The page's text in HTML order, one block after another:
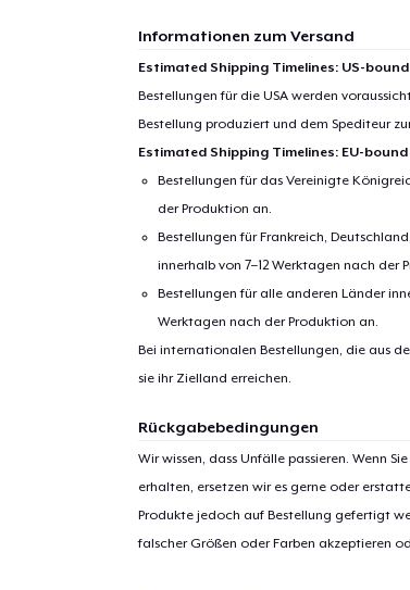
Informationen zum Versand
Estimated Shipping Timelines: US-
Bestellungen für die USA werden
Bestellung produziert und dem Spediteur
Estimated Shipping Timelines: EU-
Bestellungen für das Vereinigte
der Produktion an.
Bestellungen für Frankreich,
innerhalb von 7–12 Werktagen nach der
Bestellungen für alle anderen Länder
Werktagen nach der Produktion an.
Bei internationalen Bestellungen, die aus
sie ihr Zielland erreichen.
Rückgabebedingungen
Wir wissen, dass Unfälle passieren. Wenn
erhalten, ersetzen wir es gerne oder
Produkte jedoch auf Bestellung gefertigt
falscher Größen oder Farben akzeptieren